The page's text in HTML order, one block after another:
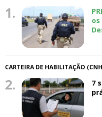
1.
CARTEIRA DE HABILITAÇÃO
2.
7